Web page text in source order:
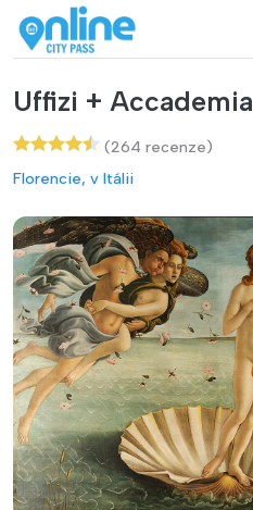
Uffizi + Accademia
(264 recenze)
Florencie, v Itálii